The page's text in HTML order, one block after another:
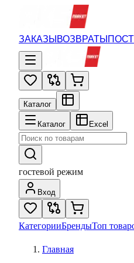
ЗАКАЗЫВОЗВРАТЫ
Каталог
Каталог Excel
гостевой режим
Вход
КатегорииБрендыТоп
Главная